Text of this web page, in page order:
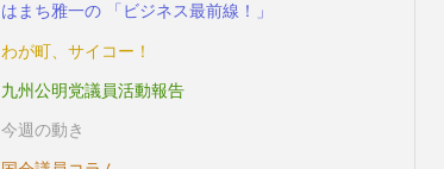
はまち雅一の 「ビジネス最前線！」
わが町、サイコー！
九州公明党議員活動報告
今週の動き